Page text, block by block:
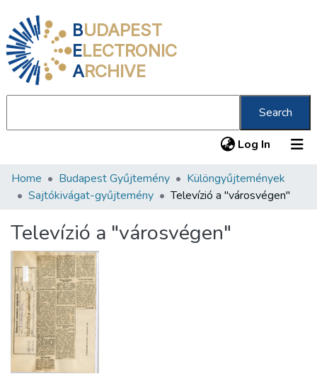
BUDAPEST
ELECTRONIC
ARCHIVE
Search
Log In (current)
Communities & Collections
Statistics
About us
Home Budapest Gyűjtemény
Különgyűjtemények
Sajtókivágat-gyűjtemény
Televízió a "városvégen"
Televízió a "városvégen"